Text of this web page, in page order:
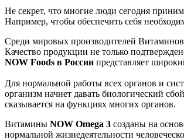
Не секрет, что многие люди сегодня
Например, чтобы обеспечить себя
Среди мировых производителей
Качество продукции не только
NOW Foods в России представляет
Для нормальной работы всех органов и
организм начнет давать биологический
сказывается на функциях многих органов.
Витамины NOW Omega 3 созданы на
нормальной жизнедеятельности